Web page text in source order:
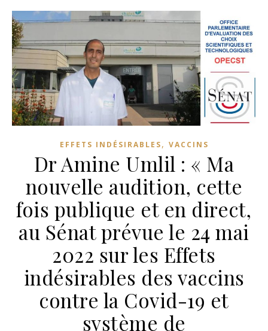
EFFETS INDÉSIRABLES, VACCINS
Dr Amine Umlil : « Ma
nouvelle audition, cette
fois publique et en direct,
au Sénat prévue le 24 mai
2022 sur les Effets
indésirables des vaccins
contre la Covid-19 et
système de